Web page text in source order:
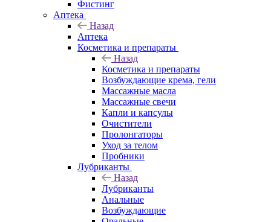
Фистинг
Аптека
Назад
Аптека
Косметика и препараты
Назад
Косметика и препараты
Возбуждающие крема, гели
Массажные масла
Массажные свечи
Капли и капсулы
Очистители
Пролонгаторы
Уход за телом
Пробники
Лубриканты
Назад
Лубриканты
Анальные
Возбуждающие